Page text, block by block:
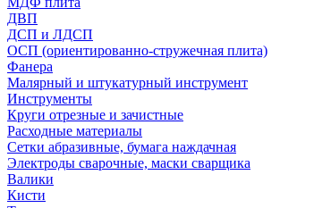
ДВП
ДСП и ЛДСП
ОСП (ориентированно-стружечная плита)
Фанера
Малярный и штукатурный инструмент
Инструменты
Круги отрезные и зачистные
Расходные материалы
Сетки абразивные, бумага наждачная
Электроды сварочные, маски сварщика
Валики
Кисти